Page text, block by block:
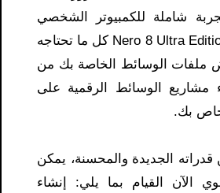
شاملة للكمبيوتر الشخصي
والتلفزيون. يعد Nero 8 Ultra Edition كل ما تحتاجه
ملفات الوسائط الخاصة بك من
مشاريع الوسائط الرقمية على
بك.
الجديدة والمحسنة، يمكن
الآن القيام بما يلي: إنشاء